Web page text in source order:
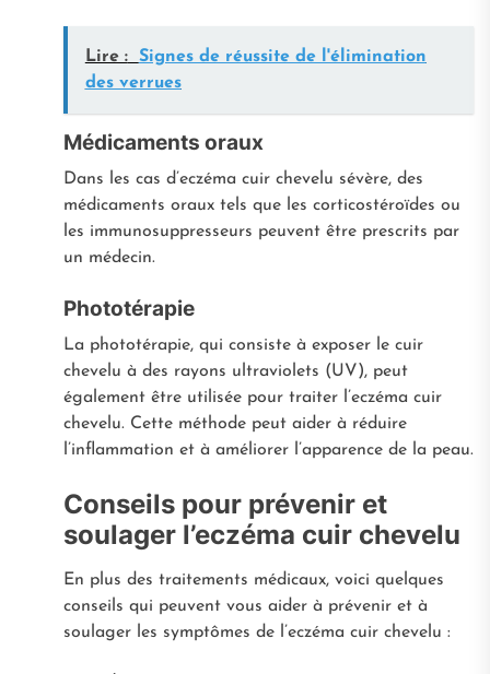
Lire :
Signes de réussite de l'élimination
des verrues
Médicaments oraux
Dans les cas d’eczéma cuir chevelu sévère, des
médicaments oraux tels que les corticostéroïdes ou
les immunosuppresseurs peuvent être prescrits par
un médecin.
Phototérapie
La phototérapie, qui consiste à exposer le cuir
chevelu à des rayons ultraviolets (UV), peut
également être utilisée pour traiter l’eczéma cuir
chevelu. Cette méthode peut aider à réduire
l’inflammation et à améliorer l’apparence de la peau.
Conseils pour prévenir et
soulager l’eczéma cuir chevelu
En plus des traitements médicaux, voici quelques
conseils qui peuvent vous aider à prévenir et à
soulager les symptômes de l’eczéma cuir chevelu :